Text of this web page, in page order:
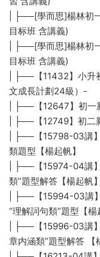
| ├──[學而思]楊林初
目标班 含講義)
| ├──[學而思]楊林初
目标班 含講義)
| ├──【11432】小升
文成長計劃24級）-
| ├──【12647】初一
| ├──【12749】初二
| ├──【15798-03講
類題型【楊起帆】
| ├──【15974-04講
類”題型解答【楊起帆】
| ├──【15994-03講
“理解詞句類”題型【楊
| ├──【15996-03講
章内涵類”題型解答 【